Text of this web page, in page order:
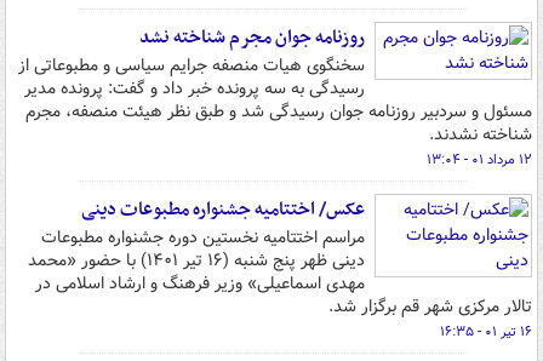
روزنامه جوان مجرم شناخته نشد
سخنگوی هیات منصفه جرایم سیاسی و مطبوعاتی از
رسیدگی به سه پرونده خبر داد و گفت: پرونده مدیر
مسئول و سردبیر روزنامه جوان رسیدگی شد و طبق نظر هیئت منصفه، مجرم
شناخته نشدند.
۱۲ مرداد ۰۱ - ۱۳:۰۴
عکس/ اختتامیه جشنواره مطبوعات دینی
مراسم اختتامیه نخستین دوره جشنواره مطبوعات
دینی ظهر پنج شنبه (۱۶ تیر ۱۴۰۱) با حضور «محمد
مهدی اسماعیلی» وزیر فرهنگ و ارشاد اسلامی در
تالار مرکزی شهر قم برگزار شد.
۱۶ تیر ۰۱ - ۱۶:۳۵